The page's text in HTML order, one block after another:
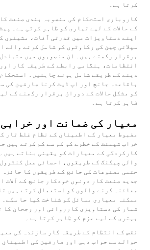
کرتا ہے۔
کاروباری استحکام کی منصوبہ بندی صنعت
کے حالات کے لیے تیاری کو ظاہر کرتی ہے۔
اپنے دستاویزات میں قدرتی آفات، مشینوں
سپلائی چین کی رکاوٹوں کو شامل کرنے والے
برقرار رکھتے ہیں۔ ان منصوبوں میں
انتظامات، ہنگامی رابطے کے طریقہ کار اور
دینے کے طریقے شامل ہونے چاہئیں۔
باقاعدہ جانچ اور اپ ڈیٹ کرنا صارفین کی
کو مشکل حالات کے دوران برقرار رکھنے کے
ظاہر کرتا ہے۔
معیار کی ضمانت اور
مضبوط معیار کے اطمینان کے نظام غلط تار
خراب شپمنٹ کے خطرے کو کم سے کم کرتے ہیں
کارکردگی کے معیارات کو یقینی بناتے
والی چیکنگ کے طریقوں، احصائی عمل
حتمی مصنوعات کی جانچ کے طریقوں کا جائزہ
جدید صنعت کار دونوں خودکار جانچ کے آلات
معائنہ کرنے والوں کو استعمال کرتے ہیں
ممکنہ معیاری مسائل کو شناخت کیا جا سکے۔
شمار کی دستاویزی کارروائی اور رجحان کا
بہتری کے لیے عزم کو ظاہر کرتا ہے۔
نقص کے انتظام کے طریقہ کار سازندہ کی
حوالے سے جواب دہی اور صارفین کی اطمینان